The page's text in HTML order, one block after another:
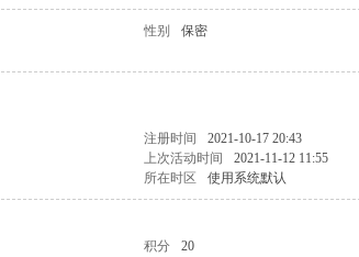
性别
保密
注册时间
2021-10-17 20:43
上次活动时间
2021-11-12 11:55
所在时区 使用系统默认
积分
20